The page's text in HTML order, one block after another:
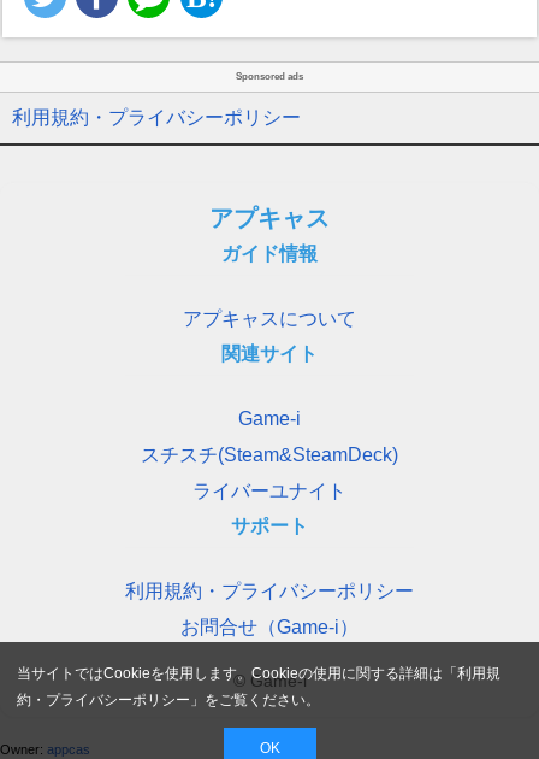
Sponsored ads
利用規約・プライバシーポリシー
アプキャス
ガイド情報
アプキャスについて
関連サイト
Game-i
スチスチ(Steam&SteamDeck)
ライバーユナイト
サポート
利用規約・プライバシーポリシー
お問合せ（Game-i）
© Game-i
Owner: appcas
当サイトではCookieを使用します。Cookieの使用に関する詳細は「利用規
約・プライバシーポリシー 」をご覧ください。
OK